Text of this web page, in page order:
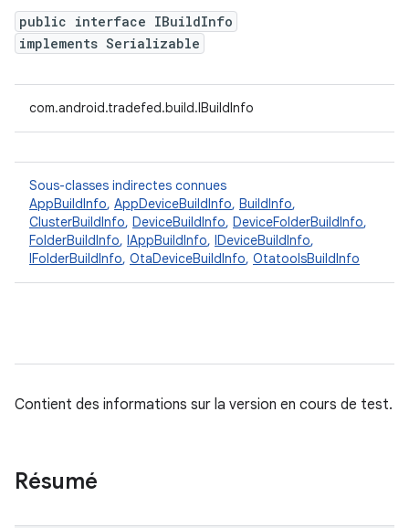
public interface IBuildInfo
implements Serializable
com.android.tradefed.build.IBuildInfo
Sous-classes indirectes connues
AppBuildInfo, AppDeviceBuildInfo, BuildInfo,
ClusterBuildInfo, DeviceBuildInfo, DeviceFolderBuildInfo,
FolderBuildInfo, IAppBuildInfo, IDeviceBuildInfo,
IFolderBuildInfo, OtaDeviceBuildInfo, OtatoolsBuildInfo
Contient des informations sur la version en cours de test.
Résumé